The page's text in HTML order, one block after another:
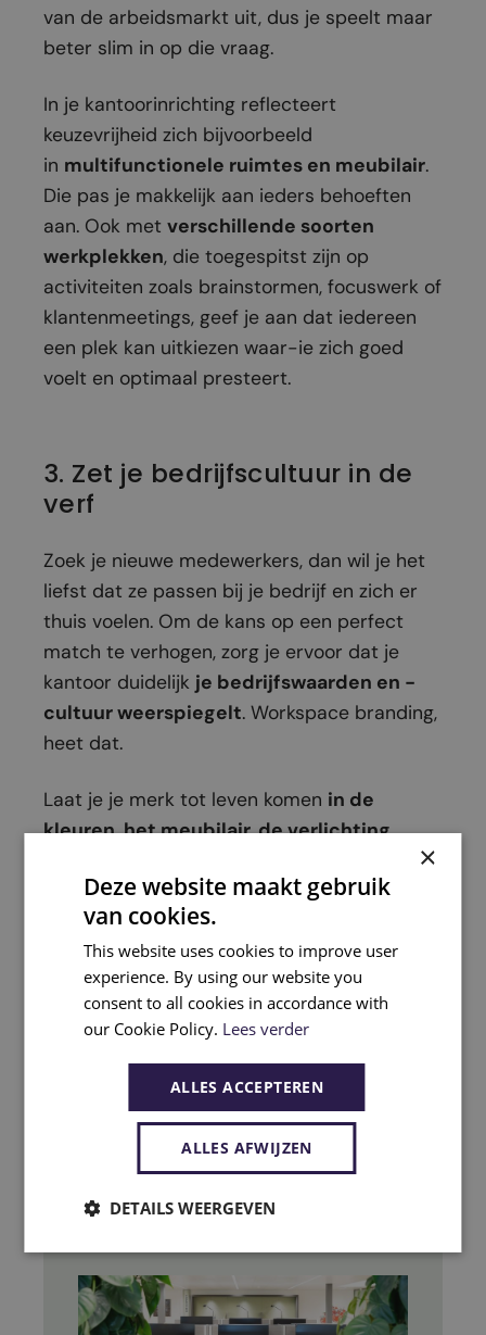
van de arbeidsmarkt uit, dus je speelt maar
beter slim in op die vraag.
In je kantoorinrichting reflecteert
keuzevrijheid zich bijvoorbeeld
in multifunctionele ruimtes en meubilair.
Die pas je makkelijk aan ieders behoeften
aan. Ook met verschillende soorten
werkplekken, die toegespitst zijn op
activiteiten zoals brainstormen, focuswerk of
klantenmeetings, geef je aan dat iedereen
een plek kan uitkiezen waar-ie zich goed
voelt en optimaal presteert.
3. Zet je bedrijfscultuur in de
verf
Zoek je nieuwe medewerkers, dan wil je het
liefst dat ze passen bij je bedrijf en zich er
thuis voelen. Om de kans op een perfect
match te verhogen, zorg je ervoor dat je
kantoor duidelijk je bedrijfswaarden en -
cultuur weerspiegelt. Workspace branding,
heet dat.
Laat je je merk tot leven komen in de
kleuren, het meubilair, de verlichting,
kantoorinrichting dus– dan ontdekken
sollicitanten meteen of hun persoonlijkheid
aansluit bij je bedrijf.
Wil je echt uitblinken in de war for talent?
Dan iseen rondleiding voor je
sollicitanteneen goed idee. Zo zien ze niet
alleen het onthaal of een vergaderruimte,
maar laat je hen direct proeven van de
‘merk-waardige’ bedrijfssfeer.
×
Deze website maakt gebruik
van cookies.
This website uses cookies to improve user
experience. By using our website you
consent to all cookies in accordance with
our Cookie Policy. Lees verder
ALLES ACCEPTEREN
ALLES AFWIJZEN
DETAILS WEERGEVEN